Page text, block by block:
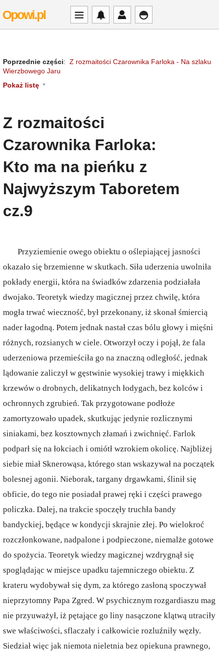
Opowi.pl
Poprzednie części: Z rozmaitości Czarownika Farloka - Na szlaku
Wierzbowego Jaru
Pokaż listę
Z rozmaitości
Czarownika Farloka:
Kto ma na pieńku z
Najwyższym Taboretem
cz.9
Przyziemienie owego obiektu o oślepiającej jasności
okazało się brzemienne w skutkach. Siła uderzenia uwolniła
pokłady energii, która na świadków zdarzenia podziałała
dwojako. Teoretyk wiedzy magicznej przez chwilę, która
mogła trwać wieczność, był przekonany, iż skonał śmiercią
nader łagodną. Potem jednak nastał czas bólu głowy i mięśni
różnych, rozsianych w ciele. Otworzył oczy i pojął, że fala
uderzeniowa przemieściła go na znaczną odległość, jednak
lądowanie zaliczył w gęstwinie wysokiej trawy i miękkich
krzewów o drobnych, delikatnych łodygach, bez kolców i
ochronnych zgrubień. Tak przygotowane podłoże
zamortyzowało upadek, skutkując jedynie rozlicznymi
siniakami, bez kosztownych złamań i zwichnięć. Farlok
podparł się na łokciach i omiótł wzrokiem okolicę. Najbliżej
siebie miał Sknerowąsa, którego stan wskazywał na początek
bolesnej agonii. Nieborak, targany drgawkami, ślinił się
obficie, do tego nie posiadał prawej ręki i części prawego
policzka. Dalej, na trakcie spoczęły truchła bandy
bandyckiej, będące w kondycji skrajnie złej. Po wielokroć
rozczłonkowane, nadpalone i podpieczone, niemalże gotowe
do spożycia. Teoretyk wiedzy magicznej wzdrygnął się
spoglądając w miejsce upadku tajemniczego obiektu. Z
krateru wydobywał się dym, za którego zasłoną spoczywał
nieprzytomny Papa Zgred. W psychicznym rozgardiaszu mag
nie przyuważył, iż pętające go liny nasączone klątwą utraciły
swe właściwości, sflaczały i całkowicie rozluźniły węzły.
Siedział więc jak niemota nieletnia bez opiekuna prawnego,